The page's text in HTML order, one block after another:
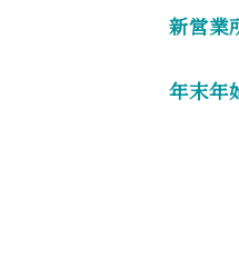
新営業
年末年